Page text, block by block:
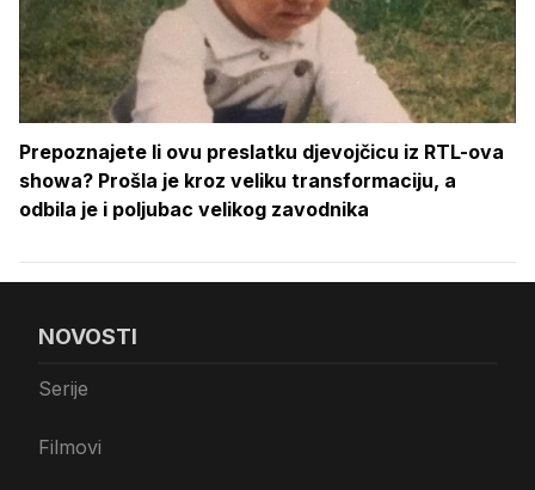
Prepoznajete li ovu preslatku djevojčicu iz RTL-ova
showa? Prošla je kroz veliku transformaciju, a
odbila je i poljubac velikog zavodnika
NOVOSTI
Serije
Filmovi